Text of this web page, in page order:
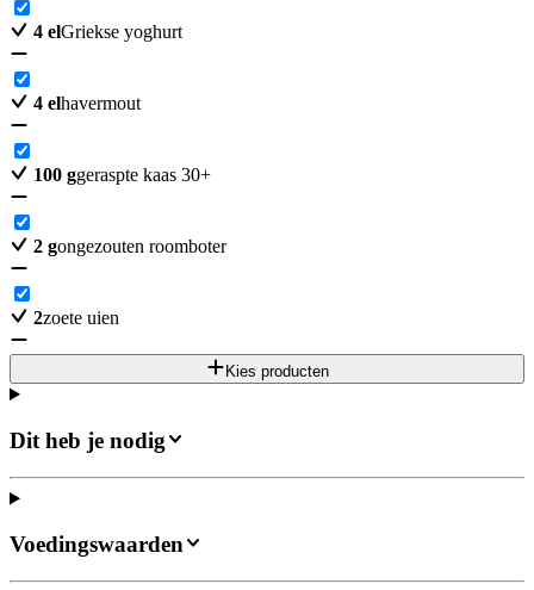
4 elGriekse yoghurt
4 elhavermout
100 ggeraspte kaas 30+
2 gongezouten roomboter
2zoete uien
Kies producten
Dit heb je nodig
Voedingswaarden